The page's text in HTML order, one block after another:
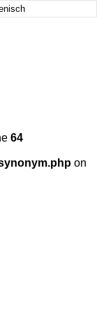
64
on